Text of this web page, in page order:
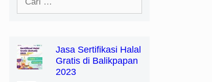
Jasa Sertifikasi Halal
Gratis di Balikpapan
2023